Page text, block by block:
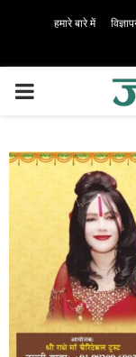
हमारे बारे में
PRIMARY